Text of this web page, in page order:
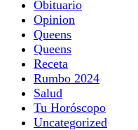
Obituario
Opinion
Queens
Queens
Receta
Rumbo 2024
Salud
Tu Horóscopo
Uncategorized